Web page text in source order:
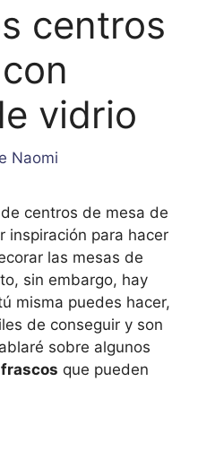
centros
vidrio
Naomi
centros de mesa de
inspiración para hacer
las mesas de
sin embargo, hay
misma puedes hacer,
de conseguir y son
sobre algunos
que pueden